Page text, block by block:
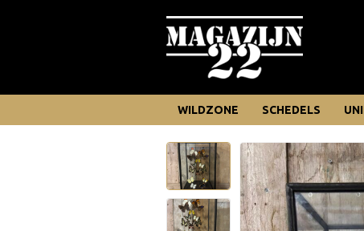
WILDZONE SCHEDELS